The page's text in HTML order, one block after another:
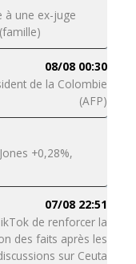
à une ex-juge
08/08 00:30
de la Colombie
(AFP)
+0,28%,
07/08 22:51
de renforcer la
des faits après les
sur Ceuta